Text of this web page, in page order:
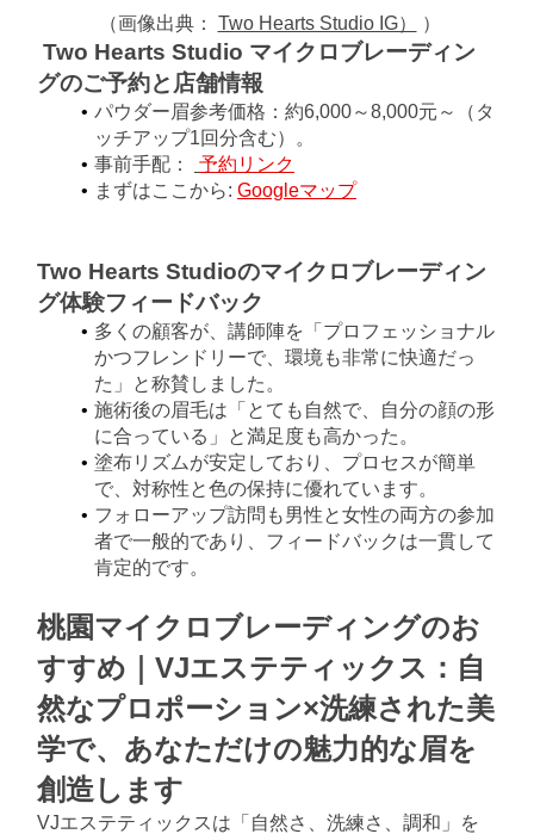
（画像出典： Two Hearts Studio IG） ）
Two Hearts Studio マイクロブレーディン
グのご予約と店舗情報
パウダー眉参考価格：約6,000～8,000元～（タ
ッチアップ1回分含む）。
事前手配：
予約リンク
まずはここから: Googleマップ
Two Hearts Studioのマイクロブレーディン
グ体験フィードバック
多くの顧客が、講師陣を「プロフェッショナル
かつフレンドリーで、環境も非常に快適だっ
た」と称賛しました。
施術後の眉毛は「とても自然で、自分の顔の形
に合っている」と満足度も高かった。
塗布リズムが安定しており、プロセスが簡単
で、対称性と色の保持に優れています。
フォローアップ訪問も男性と女性の両方の参加
者で一般的であり、フィードバックは一貫して
肯定的です。
桃園マイクロブレーディングのお
すすめ｜VJエステティックス：自
然なプロポーション×洗練された美
学で、あなただけの魅力的な眉を
創造します
VJエステティックスは「自然さ、洗練さ、調和」を